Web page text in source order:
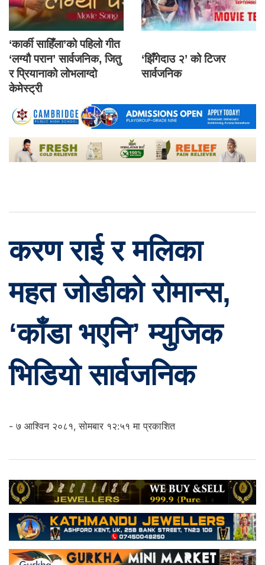
‘कार्की साहिँला’को पहिलो गीत
‘लग्यौ परान’ सार्वजनिक, जितु
र प्रियानाको लोभलाग्दो
केमेस्ट्री
‘झिँगेदाउ २’ को टिजर
सार्वजनिक
करण राई र मलिका
महत जोडीको रोमान्स,
‘काँडा भएनि’ म्युजिक
भिडियो सार्वजनिक
- ७ आश्विन २०८१, सोमबार १२:५१ मा प्रकाशित